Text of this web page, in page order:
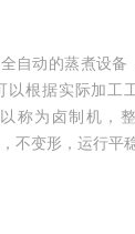
自动的蒸煮设备
以根据实际加工
称为卤制机，
不变形，运行平